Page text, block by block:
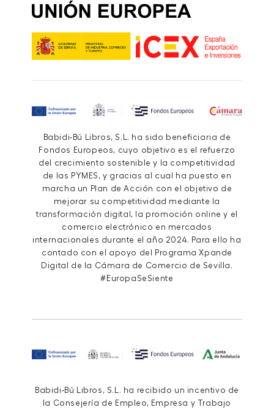
Babidi-Bú Libros, S.L. ha sido beneficiaria de
Fondos Europeos, cuyo objetivo es el refuerzo
del crecimiento sostenible y la competitividad
de las PYMES, y gracias al cual ha puesto en
marcha un Plan de Acción con el objetivo de
mejorar su competitividad mediante la
transformación digital, la promoción online y el
comercio electrónico en mercados
internacionales durante el año 2024. Para ello ha
contado con el apoyo del Programa Xpande
Digital de la Cámara de Comercio de Sevilla.
#EuropaSeSiente
Babidi-Bú Libros, S.L. ha recibido un incentivo de
la Consejería de Empleo, Empresa y Trabajo